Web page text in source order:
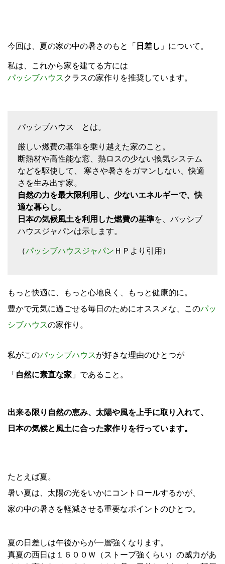
今回は、夏の家の中の暑さのもと「 日差し 」について。
私は、これから家を建てる方には
パッシブハウス クラスの家作りを推奨しています。
パッシブハウス とは。
厳しい燃費の基準を乗り越えた家のこと。
断熱材や高性能な窓、熱ロスの少ない換気システム
などを駆使して、 寒さや暑さをガマンしない、快適
さを生み出す家。
自然の力を最大限利用し、少ないエネルギーで、快
適な暮らし。
日本の気候風土を利用した燃費の基準を、パッシブ
ハウスジャパンは示します。
（パッシブハウスジャパン ＨＰより引用）
もっと快適に、もっと心地良く、もっと健康的に。
豊かで元気に過ごせる毎日のためにオススメな、このパッ
シブハウスの家作り。
私がこのパッシブハウスが好きな理由のひとつが
「 自然に素直な家 」であること。
出来る限り自然の恵み、太陽や風を上手に取り入れて、
日本の気候と風土に合った家作りを行っています。
たとえば夏。
暑い夏は、太陽の光をいかにコントロールするかが、
家の中の暑さを軽減させる重要なポイントのひとつ。
夏の日差しは午後からが一層強くなります。
真夏の西日は１６００Ｗ（ストーブ強くらい）の威力があ